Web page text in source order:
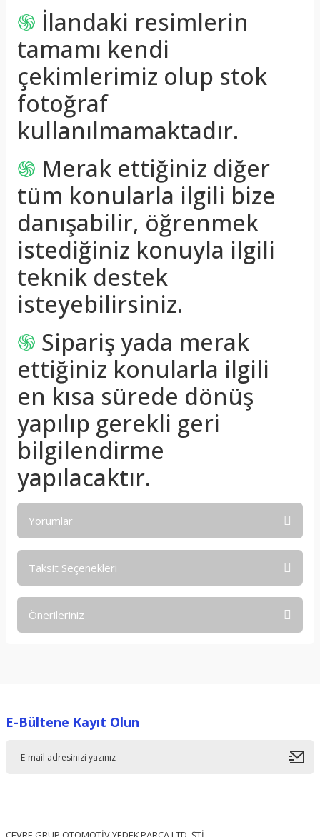
֍ İlandaki resimlerin
tamamı kendi
çekimlerimiz olup stok
fotoğraf
kullanılmamaktadır.
֍ Merak ettiğiniz diğer
tüm konularla ilgili bize
danışabilir, öğrenmek
istediğiniz konuyla ilgili
teknik destek
isteyebilirsiniz.
֍ Sipariş yada merak
ettiğiniz konularla ilgili
en kısa sürede dönüş
yapılıp gerekli geri
bilgilendirme
yapılacaktır.
Yorumlar
Taksit Seçenekleri
Önerileriniz
Ürün resmi kalitesiz, bozuk veya görüntülenemiyor.
E-Bültene Kayıt Olun